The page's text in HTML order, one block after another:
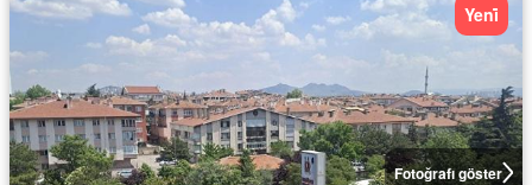
Fotoğrafı göster
Yeni̇